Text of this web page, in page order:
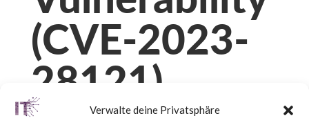
Verwalte deine Privatsphäre
(CVE-2023-
28121)
von